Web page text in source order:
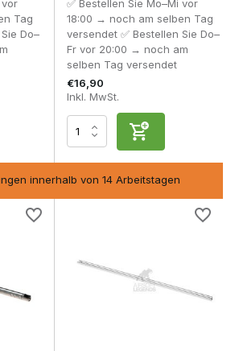
in der Hop-Up-Einheit
der Bewegung des Schlittens oder
interne Distanzstücke
kann die Zuführung und Konsistenz
in der Regel aus rostfreiem
hergestellt.
Oberfläche
Bohrung
BB-Rotation und einer
vor
Tag
Do–
✅ Bestellen Sie Mo–Mi vor
18:00 → noch am selben Tag
versendet ✅ Bestellen Sie Do–
Fr vor 20:00 → noch am
selben Tag versendet
€16,90
Inkl. MwSt.
innerhalb von 14 Arbeitstagen